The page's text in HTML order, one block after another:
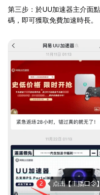
第三步：於UU加速器主介面
碼，即可獲取免費加速時長。